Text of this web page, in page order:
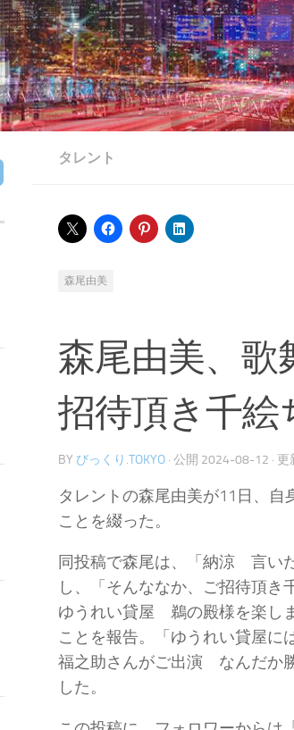
タレント
森尾由美
森尾由美、歌
招待頂き千絵
BY びっくり.TOKYO · 公開 2024-08-12 ·
タレントの森尾由美が11日、
ことを綴った。
同投稿で森尾は、「納涼 言い
し、「そんななか、ご招待頂
ゆうれい貸屋 鵜の殿様を楽し
ことを報告。「ゆうれい貸屋
福之助さんがご出演 なんだか
した。